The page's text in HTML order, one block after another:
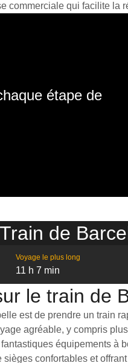
commerciale qui facilite la
étape de
de
Voyage le plus long
11 h 7 min
le train de
est de prendre un train
agréable, y compris
équipements
confortables et